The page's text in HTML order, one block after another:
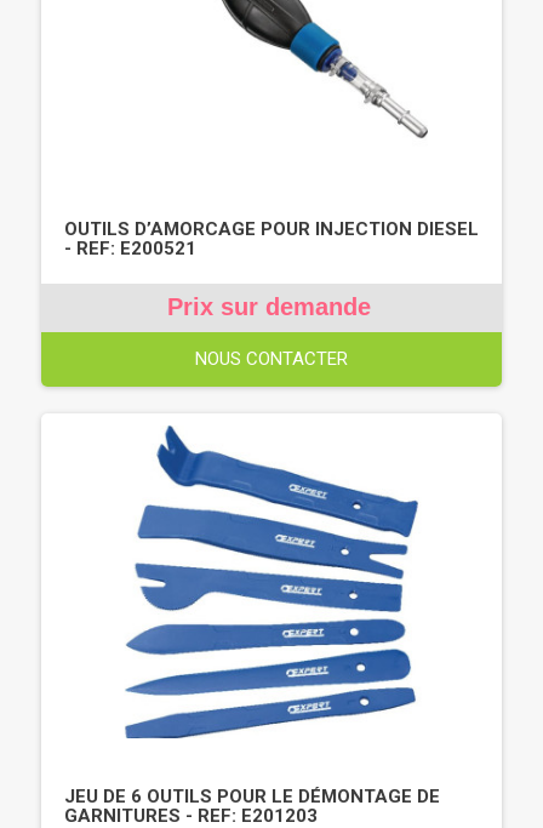
OUTILS D’AMORCAGE POUR INJECTION DIESEL
- REF: E200521
Prix sur demande
NOUS CONTACTER
JEU DE 6 OUTILS POUR LE DÉMONTAGE DE
GARNITURES - REF: E201203